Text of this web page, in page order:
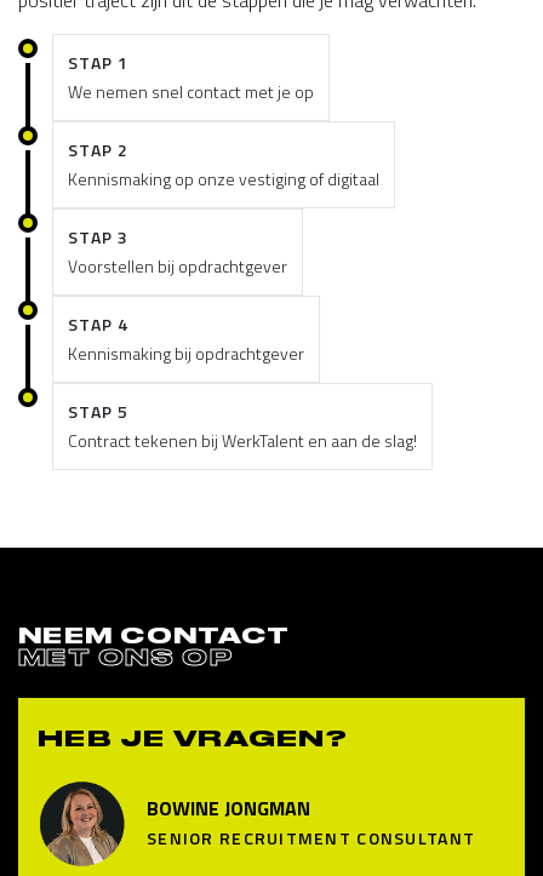
STAP 1
We nemen snel contact met je op
STAP 2
Kennismaking op onze vestiging of digitaal
STAP 3
Voorstellen bij opdrachtgever
STAP 4
Kennismaking bij opdrachtgever
STAP 5
Contract tekenen bij WerkTalent en aan de slag!
NEEM CONTACT
MET ONS OP
HEB JE VRAGEN?
BOWINE JONGMAN
SENIOR RECRUITMENT CONSULTANT